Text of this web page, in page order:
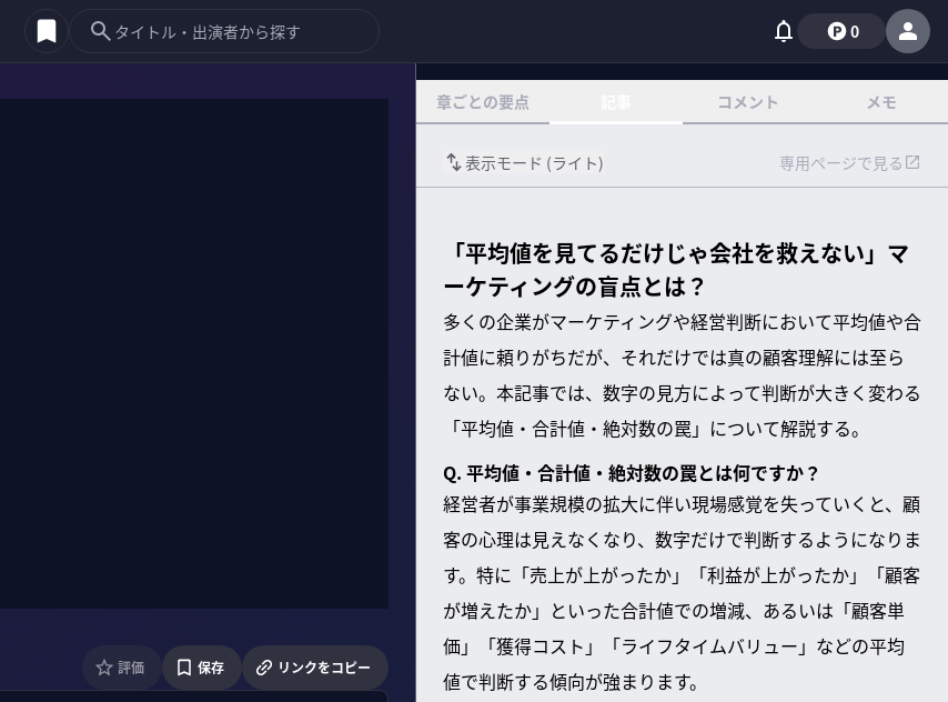
0
評価 保存 リンクをコピー
章ごとの要点 コメント メモ
表示モード (ライト) 専用ページで見る
「平均値を見てるだけじゃ会社を救えない」マ
ーケティングの盲点とは？
多くの企業がマーケティングや経営判断において平均値や合
計値に頼りがちだが、それだけでは真の顧客理解には至ら
ない。本記事では、数字の見方によって判断が大きく変わる
「平均値・合計値・絶対数の罠」について解説する。
Q. 平均値・合計値・絶対数の罠とは何ですか？
経営者が事業規模の拡大に伴い現場感覚を失っていくと、顧
客の心理は見えなくなり、数字だけで判断するようになりま
す。特に「売上が上がったか」「利益が上がったか」「顧客
が増えたか」といった合計値での増減、あるいは「顧客単
価」「獲得コスト」「ライフタイムバリュー」などの平均
値で判断する傾向が強まります。